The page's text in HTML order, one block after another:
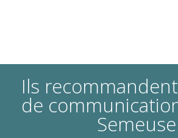
Ils
de
Semeuse